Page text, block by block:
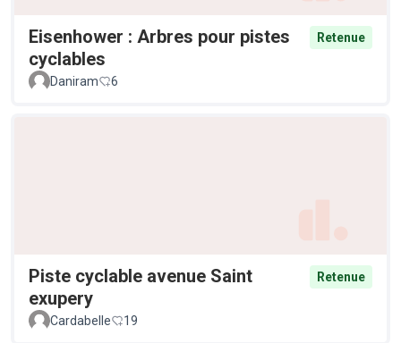
Eisenhower : Arbres pour pistes
cyclables
Retenue
Daniram 6
Piste cyclable avenue Saint
exupery
Retenue
Cardabelle 19